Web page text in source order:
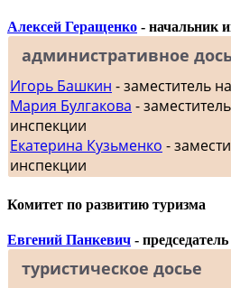
Алексей Геращенко - начальник
административное
Игорь Башкин - заместитель
Мария Булгакова -
инспекции
Екатерина Кузьменко -
инспекции
Комитет по развитию туризма
Евгений Панкевич -
туристическое досье